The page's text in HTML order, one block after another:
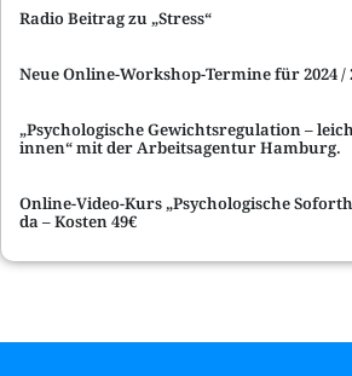
Radio Beitrag zu „Stress“
Neue Online-Workshop-Termine für 2024 /
„Psychologische Gewichtsregulation –
innen“ mit der Arbeitsagentur Hamburg.
Online-Video-Kurs „Psychologische
da – Kosten 49€